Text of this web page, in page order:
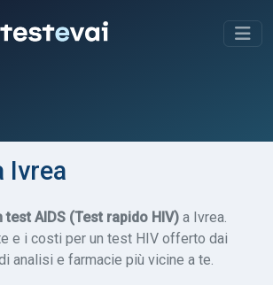
Ivrea
test AIDS (Test rapido HIV) a Ivrea.
e i costi per un test HIV offerto dai
analisi e farmacie più vicine a te.